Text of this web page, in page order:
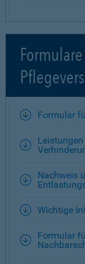
Formular
Nachweis
Wichtige
Formular